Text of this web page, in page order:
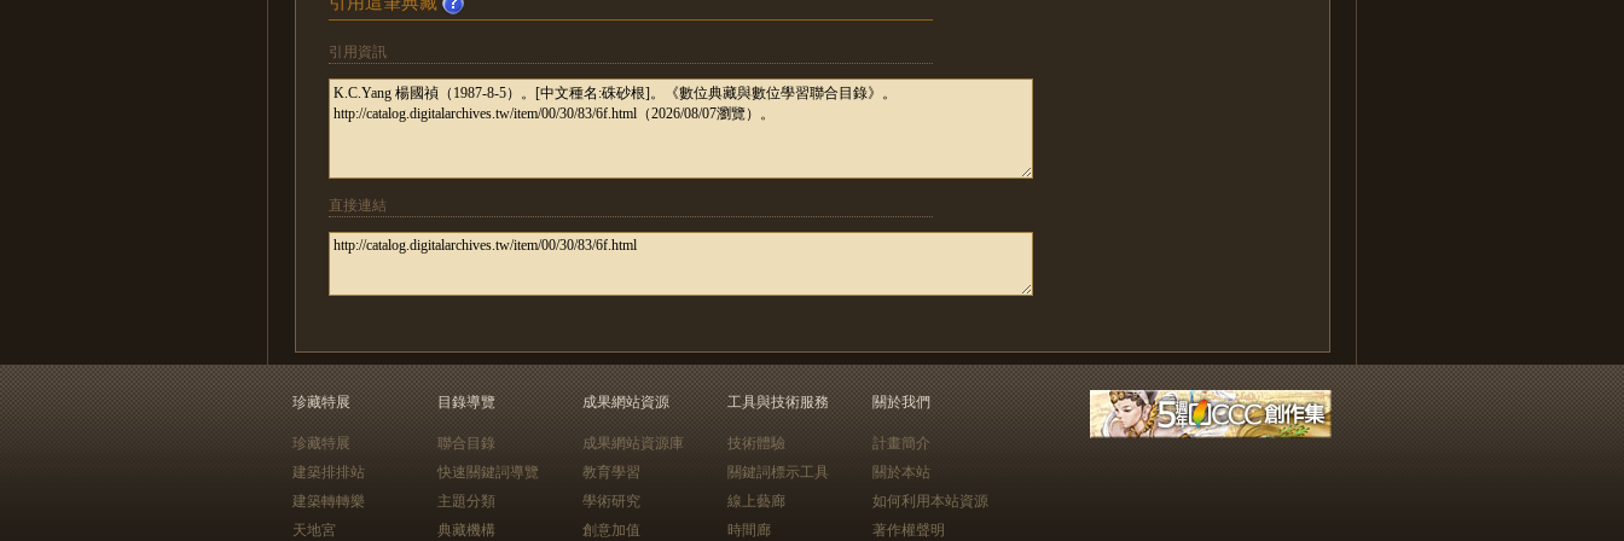
引用資訊
直接連結
珍藏特展
珍藏特展
建築排排站
建築轉轉樂
天地宮
目錄導覽
聯合目錄
快速關鍵詞導覽
主題分類
典藏機構
成果網站資源
成果網站資源庫
教育學習
學術研究
創意加值
工具與技術服務
技術體驗
關鍵詞標示工具
線上藝廊
時間廊
關於我們
計畫簡介
關於本站
如何利用本站資源
著作權聲明